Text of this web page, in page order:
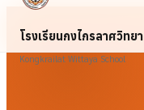
โรงเรียนกงไกรลาศวิทยา
Kongkrailat Wittaya School